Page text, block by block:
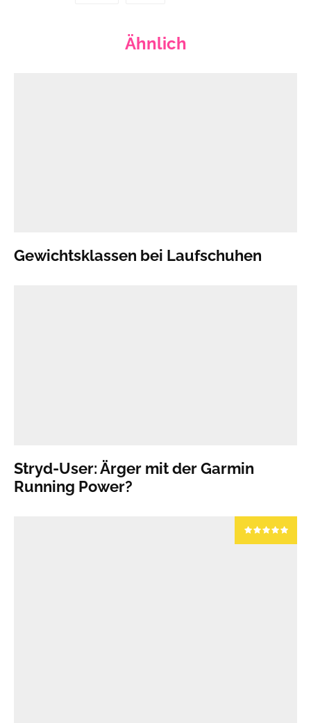
Ähnlich
Gewichtsklassen bei Laufschuhen
Stryd-User: Ärger mit der Garmin
Running Power?